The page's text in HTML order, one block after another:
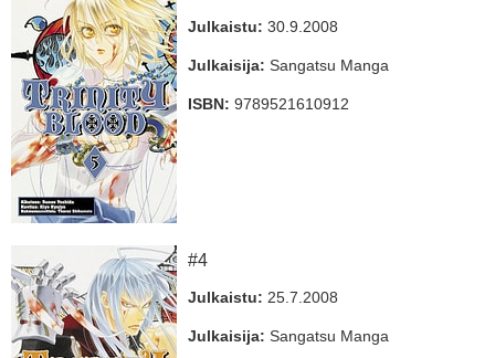
Julkaistu: 30.9.2008
Julkaisija: Sangatsu Manga
ISBN: 9789521610912
#4
Julkaistu: 25.7.2008
Julkaisija: Sangatsu Manga